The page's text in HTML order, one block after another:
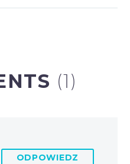
dlaczego
(1)
ODPOWIEDZ